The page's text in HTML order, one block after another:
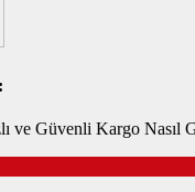
ve Güvenli Kargo Nasıl